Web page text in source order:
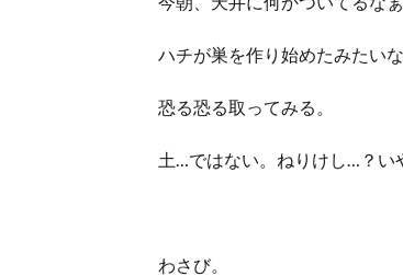
ハチが巣を作り始めたみたい
恐る恐る取ってみる。
土…ではない。ねりけし…？い
わさび。